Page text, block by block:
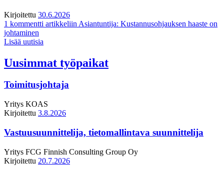
Kirjoitettu 30.6.2026
1 kommentti artikkeliin Asiantuntija: Kustannusohjauksen haaste on
johtaminen
Lisää uutisia
Uusimmat työpaikat
Toimitusjohtaja
Yritys KOAS
Kirjoitettu 3.8.2026
Vastuusuunnittelija, tietomallintava suunnittelija
Yritys FCG Finnish Consulting Group Oy
Kirjoitettu 20.7.2026